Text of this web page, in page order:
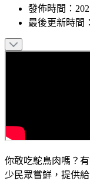
發佈時間：
最後更新時間：
你敢吃鴕鳥肉嗎？
少民眾嘗鮮，提供